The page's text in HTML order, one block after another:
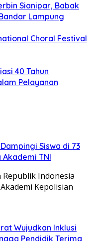
Sianipar, Babak
Lampung
Choral Festival
40 Tahun
Pelayanan
Siswa di 73
TNI
Republik Indonesia
Kepolisian
Wujudkan Inklusi
Pendidik Terima